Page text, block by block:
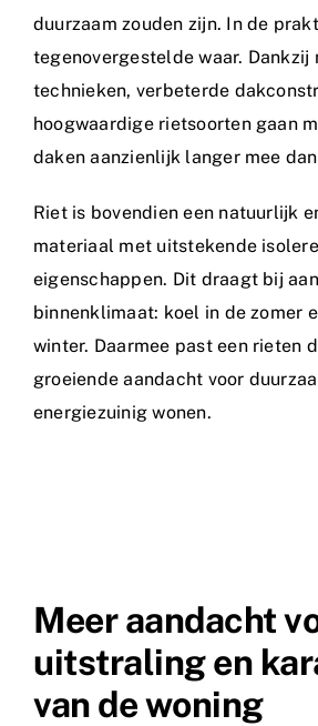
duurzaam zouden zijn. In de
tegenovergestelde waar. Dankzij
technieken, verbeterde
hoogwaardige rietsoorten gaan
daken aanzienlijk langer mee
Riet is bovendien een natuurlijk
materiaal met uitstekende
eigenschappen. Dit draagt bij
binnenklimaat: koel in de zomer
winter. Daarmee past een rieten
groeiende aandacht voor
energiezuinig wonen.
Meer aandacht
uitstraling en
van de woning